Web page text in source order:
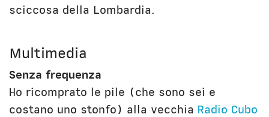
sciccosa della Lombardia.
Multimedia
Senza frequenza
Ho ricomprato le pile (che sono sei e
costano uno stonfo) alla vecchia Radio Cubo